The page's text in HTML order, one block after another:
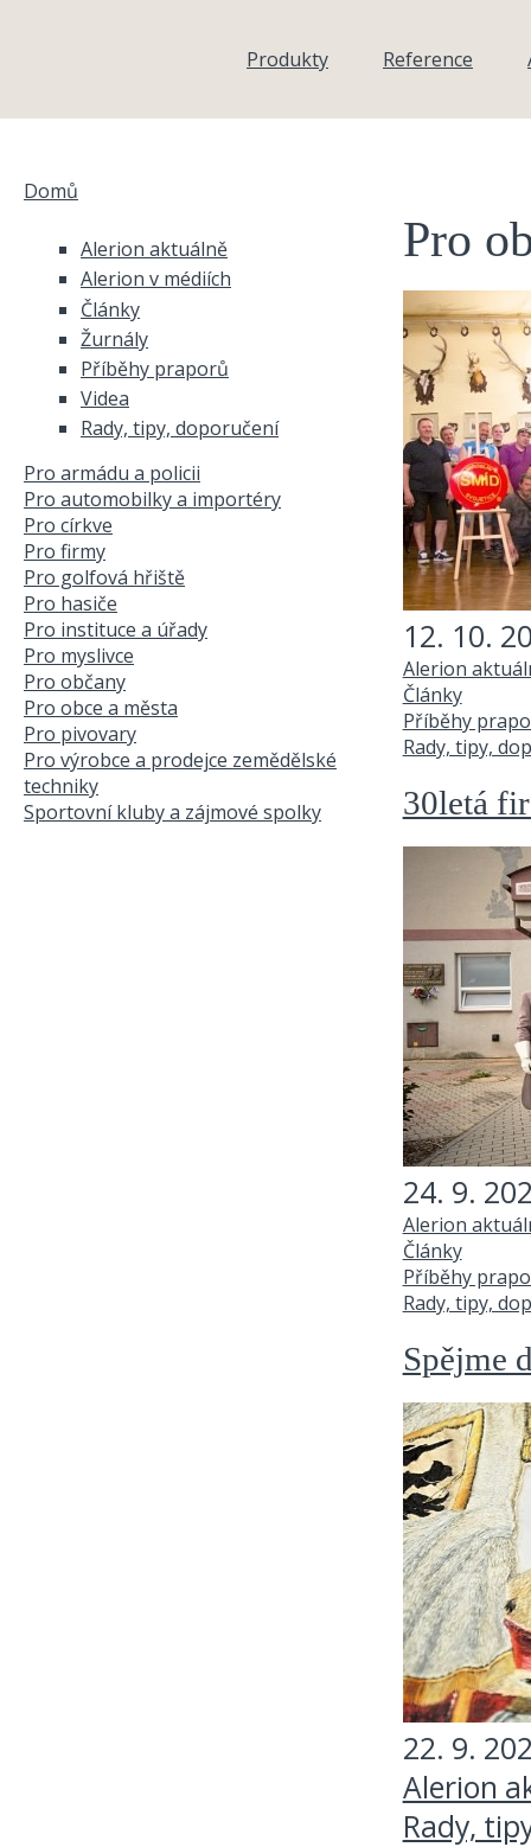
Produkty
Reference
Domů
Pro
12. 10.
Alerion
Články
Příběhy
Rady, tipy,
30letá
24. 9.
Alerion
Články
Příběhy
Rady, tipy,
Spějme
22. 9.
Alerion
Rady,
Alerion aktuálně
Alerion v médiích
Články
Žurnály
Příběhy praporů
Videa
Rady, tipy, doporučení
Pro armádu a policii
Pro automobilky a importéry
Pro církve
Pro firmy
Pro golfová hřiště
Pro hasiče
Pro instituce a úřady
Pro myslivce
Pro občany
Pro obce a města
Pro pivovary
Pro výrobce a prodejce zemědělské
techniky
Sportovní kluby a zájmové spolky